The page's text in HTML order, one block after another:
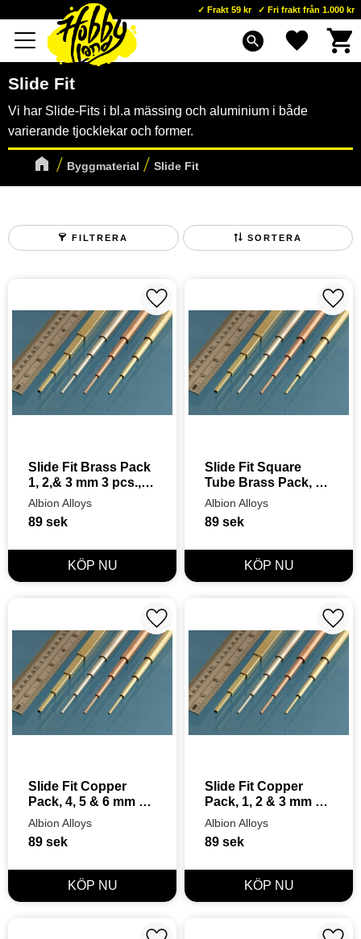
Meny
Frakt 59 kr Fri frakt från 1.000 kr
search Favoriter
Slide Fit
Byggmaterial Slide Fit
Vi har Slide-Fits i bl.a mässing och aluminium i både
varierande tjocklekar och former.
FILTRERA SORTERA
Slide Fit Brass Pack
1, 2,& 3 mm 3 pcs.,
305 mm
Albion Alloys
89 sek
Lägg till i favoriter
Slide Fit Square
Tube Brass Pack,
1,6, 2,4 & 3,2 mm 3
pcs., 305 mm
Albion Alloys
89 sek
Slide Fit Copper
Pack, 4, 5 & 6 mm 3
pcs., 305 mm
Albion Alloys
89 sek
Lägg till i favoriter
Slide Fit Copper
Pack, 1, 2 & 3 mm 3
pcs., 305 mm
Albion Alloys
89 sek